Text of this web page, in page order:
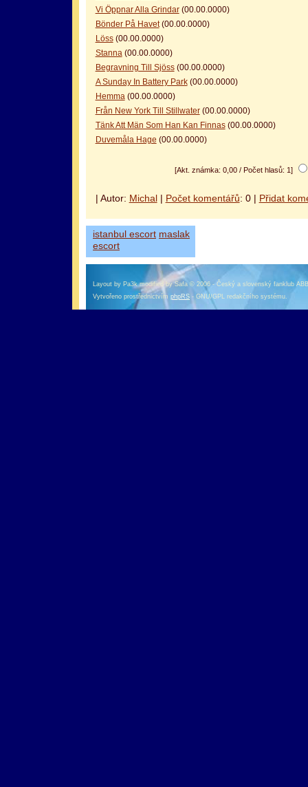
Vi Öppnar Alla Grindar(00.00.0000)
Bönder På Havet(00.00.0000)
Löss(00.00.0000)
Stanna (00.00.0000)
Begravning Till Sjöss(00.00.0000)
A Sunday In Battery Park(00.00.0000)
Hemma (00.00.0000)
Från New York Till Stillwater(00.00.0000)
Tänk Att Män Som Han Kan Finnas(00.00.0000)
Duvemåla Hage (00.00.0000)
[Akt. známka: 0,00 / Počet hlasů: 1]
| Autor: Michal| Počet komentářů: 0 | Přidat
istanbul escort maslak
escort
Layout by Pa3k modified by Safa © 2006 - Český a slovenský fanklub
Vytvořeno prostřednictvím phpRS - GNU/GPL redakčního systému.